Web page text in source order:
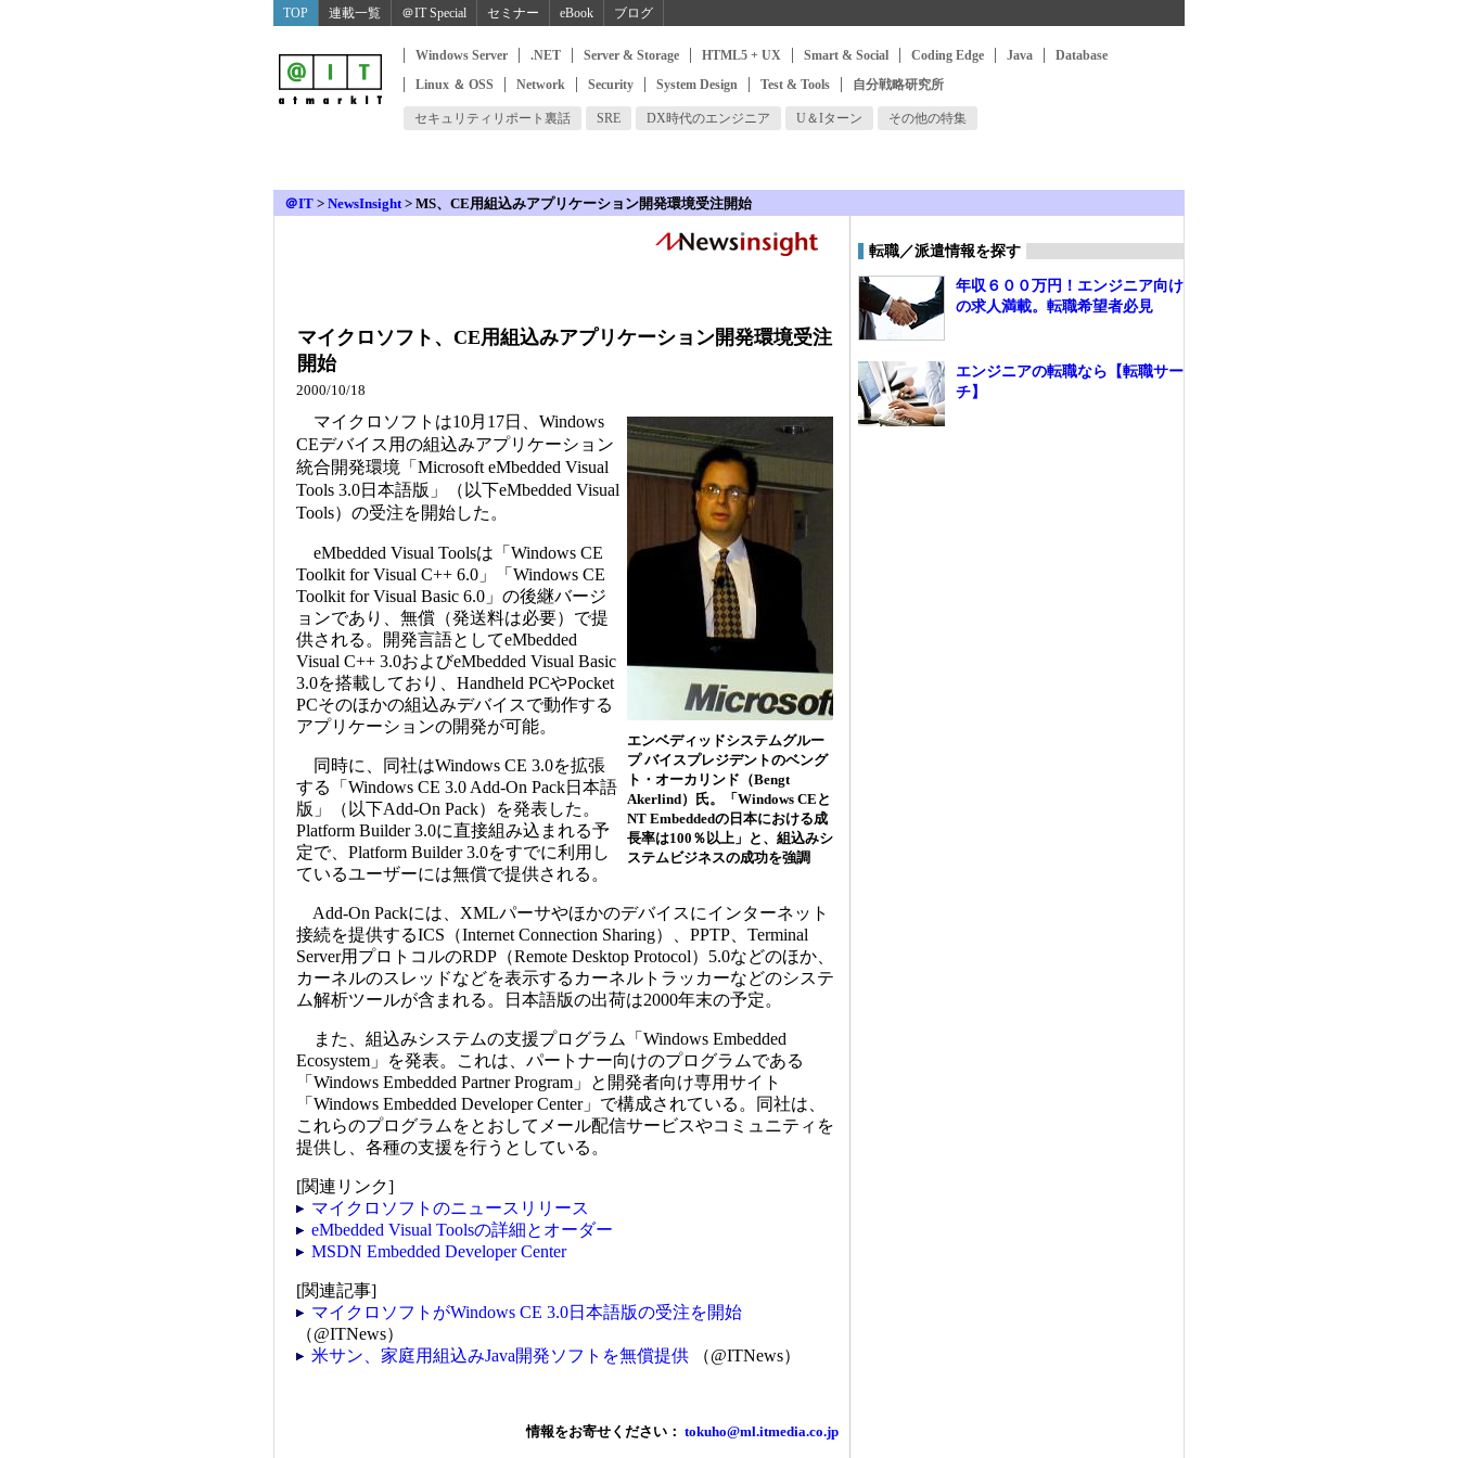
TOP 連載一覧 ＠IT Special セミナー eBook ブログ
Windows Server .NET Server & Storage HTML5 + UX Smart & Social Coding Edge Java
Database
Linux ＆ OSS
Network Security System Design Test & Tools 自分戦略研究所
セキュリティリポート裏話 SRE DX時代のエンジニア U＆Iターン その他の特集
＠IT > NewsInsight> MS、CE用組込みアプリケーション開発環境受注開始
マイクロソフト、CE用組込みアプリケーション開発環境受注
開始
2000/10/18
エンベディッドシステムグルー
プ バイスプレジデントのベング
ト・オーカリンド（Bengt
Akerlind）氏。「Windows CEと
NT Embeddedの日本における成
長率は100％以上」と、組込みシ
ステムビジネスの成功を強調
マイクロソフトは10月17日、Windows
CEデバイス用の組込みアプリケーション
統合開発環境「Microsoft eMbedded Visual
Tools 3.0日本語版」（以下eMbedded Visual
Tools）の受注を開始した。
eMbedded Visual Toolsは「Windows CE
Toolkit for Visual C++ 6.0」「Windows CE
Toolkit for Visual Basic 6.0」の後継バージ
ョンであり、無償（発送料は必要）で提
供される。開発言語としてeMbedded
Visual C++ 3.0およびeMbedded Visual Basic
3.0を搭載しており、Handheld PCやPocket
PCそのほかの組込みデバイスで動作する
アプリケーションの開発が可能。
同時に、同社はWindows CE 3.0を拡張
する「Windows CE 3.0 Add-On Pack日本語
版」（以下Add-On Pack）を発表した。
Platform Builder 3.0に直接組み込まれる予
定で、Platform Builder 3.0をすでに利用し
ているユーザーには無償で提供される。
Add-On Packには、XMLパーサやほかのデバイスにインターネット
接続を提供するICS（Internet Connection Sharing）、PPTP、Terminal
Server用プロトコルのRDP（Remote Desktop Protocol）5.0などのほか、
カーネルのスレッドなどを表示するカーネルトラッカーなどのシステ
ム解析ツールが含まれる。日本語版の出荷は2000年末の予定。
また、組込みシステムの支援プログラム「Windows Embedded
Ecosystem」を発表。これは、パートナー向けのプログラムである
「Windows Embedded Partner Program」と開発者向け専用サイト
「Windows Embedded Developer Center」で構成されている。同社は、
これらのプログラムをとおしてメール配信サービスやコミュニティを
提供し、各種の支援を行うとしている。
[関連リンク]
マイクロソフトのニュースリリース
eMbedded Visual Toolsの詳細とオーダー
MSDN Embedded Developer Center
[関連記事]
マイクロソフトがWindows CE 3.0日本語版の受注を開始
（@ITNews）
米サン、家庭用組込みJava開発ソフトを無償提供 （@ITNews）
情報をお寄せください： tokuho@ml.itmedia.co.jp
転職／派遣情報を探す
年収６００万円！エンジニア向け
の求人満載。転職希望者必見
エンジニアの転職なら【転職サー
チ】